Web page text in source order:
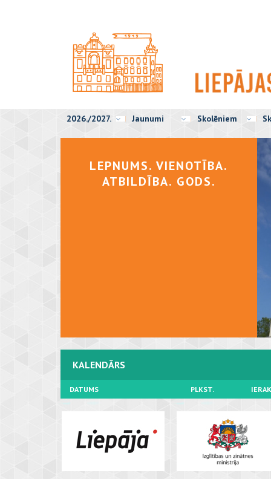
2026./2027. Jaunumi Skolēniem
LEPNUMS. VIENOTĪBA.
ATBILDĪBA. GODS.
KALENDĀRS
DATUMS PLKST.